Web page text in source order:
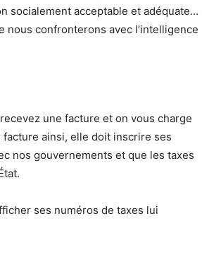
socialement acceptable et adéquate…
nous confronterons avec l’intelligence
une facture et on vous charge
ainsi, elle doit inscrire ses
nos gouvernements et que les taxes
ses numéros de taxes lui